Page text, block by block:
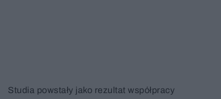
Studia powstały jako rezultat współpracy